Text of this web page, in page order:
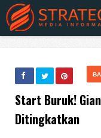
Start Buruk!
Ditingkatkan